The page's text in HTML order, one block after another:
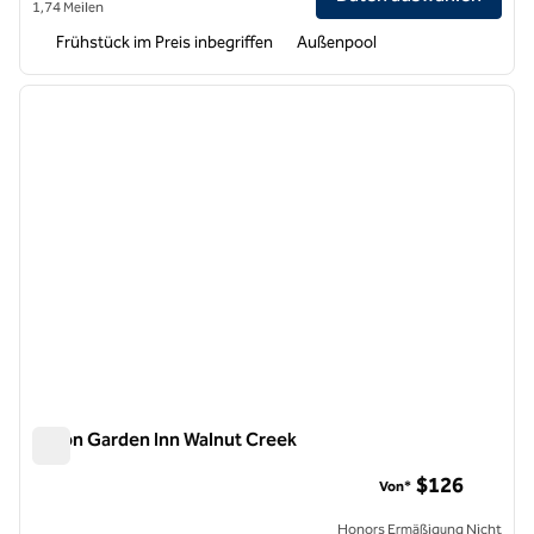
1,74 Meilen
Frühstück im Preis inbegriffen Außenpool
1 von 12
Hilton Garden Inn Walnut Creek
Von* $126
Honors Ermäßigung Nicht